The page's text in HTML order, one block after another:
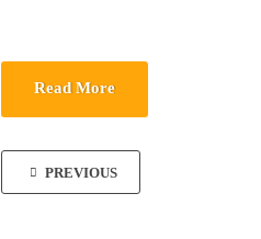
Read More
PREVIOUS